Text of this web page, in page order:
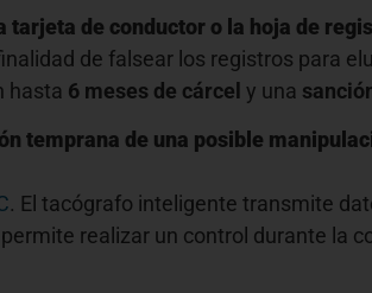
tarjeta de conductor o la hoja de
de falsear los registros para
hasta 6 meses de cárcel y una
temprana de una posible
. El tacógrafo inteligente transmite
permite realizar un control durante la